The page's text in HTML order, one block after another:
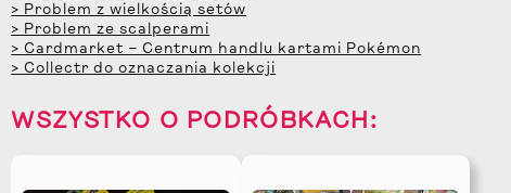
> Problem z wielkością setów
> Problem ze scalperami
> Cardmarket – Centrum handlu kartami Pokémon
> Collectr do oznaczania kolekcji
WSZYSTKO O PODRÓBKACH: